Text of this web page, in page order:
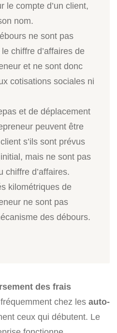
le compte d’un client,
nom.
ne sont pas
chiffre d’affaires de
et ne sont donc
cotisations sociales ni
et de déplacement
peuvent être
s’ils sont prévus
mais ne sont pas
chiffre d’affaires.
kilométriques de
ne sont pas
des débours.
des frais
chez les auto-
ceux qui débutent. Le